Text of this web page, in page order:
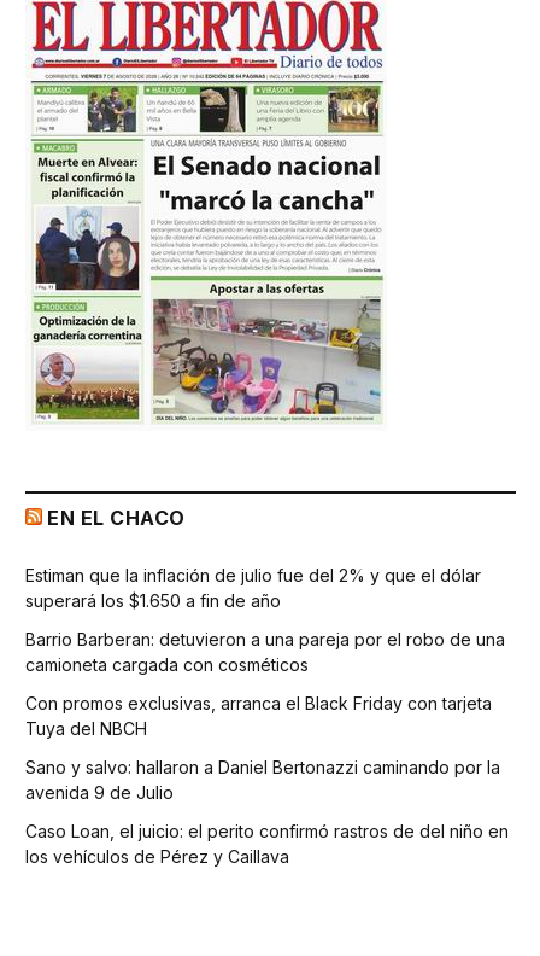
EN EL CHACO
Estiman que la inflación de julio fue del 2% y que el dólar
superará los $1.650 a fin de año
Barrio Barberan: detuvieron a una pareja por el robo de una
camioneta cargada con cosméticos
Con promos exclusivas, arranca el Black Friday con tarjeta
Tuya del NBCH
Sano y salvo: hallaron a Daniel Bertonazzi caminando por la
avenida 9 de Julio
Caso Loan, el juicio: el perito confirmó rastros de del niño en
los vehículos de Pérez y Caillava